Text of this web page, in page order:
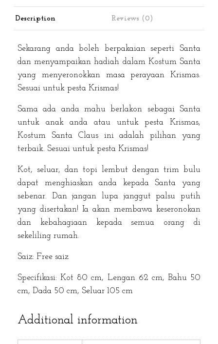
Description Reviews (0)
Sekarang anda boleh berpakaian seperti Santa
dan menyampaikan hadiah dalam Kostum Santa
yang menyeronokkan masa perayaan Krismas.
Sesuai untuk pesta Krismas!
Sama ada anda mahu berlakon sebagai Santa
untuk anak anda atau untuk pesta Krismas,
Kostum Santa Claus ini adalah pilihan yang
terbaik. Sesuai untuk pesta Krismas!
Kot, seluar, dan topi lembut dengan trim bulu
dapat menghiaskan anda kepada Santa yang
sebenar. Dan jangan lupa janggut palsu putih
yang disertakan! Ia akan membawa keseronokan
dan kebahagiaan kepada semua orang di
sekeliling rumah.
Saiz: Free saiz
Specifikasi: Kot 80 cm, Lengan 62 cm, Bahu 50
cm, Dada 50 cm, Seluar 105 cm
Additional information